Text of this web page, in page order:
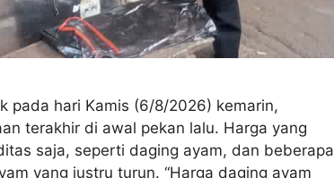
pada hari Kamis (6/8/2026) kemarin,
terakhir di awal pekan lalu. Harga yang
saja, seperti daging ayam, dan beberapa
yang justru turun. “Harga daging ayam